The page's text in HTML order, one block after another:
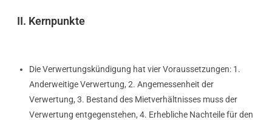
II. Kernpunkte
Die Verwertungskündigung hat vier Voraussetzungen: 1.
Anderweitige Verwertung, 2. Angemessenheit der
Verwertung, 3. Bestand des Mietverhältnisses muss der
Verwertung entgegenstehen, 4. Erhebliche Nachteile für den